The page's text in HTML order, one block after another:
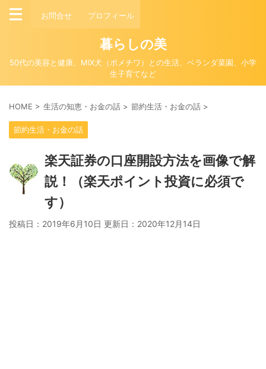
お問合せ プロフィール
暮らしの美
50代の美容と健康、MIX犬（ポメチワ）との生活、ベランダ菜園、小学
生子育てなど
HOME > 生活の知恵・お金の話 > 節約生活・お金の話 >
節約生活・お金の話
楽天証券の口座開設方法を画像で解
説！（楽天ポイント投資に必須で
す）
投稿日：2019年6月10日 更新日： 2020年12月14日